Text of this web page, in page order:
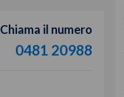
Chiama il numero
0481 20988